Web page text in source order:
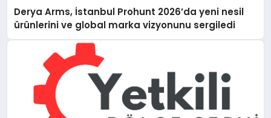
Derya Arms, İstanbul Prohunt 2026’da yeni nesil
ürünlerini ve global marka vizyonunu sergiledi